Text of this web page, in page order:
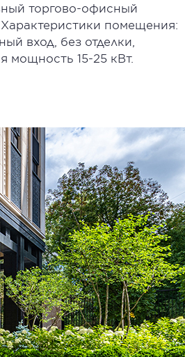
торгово-офисный
помещения:
вход, без отделки,
мощность 15-25 кВт.